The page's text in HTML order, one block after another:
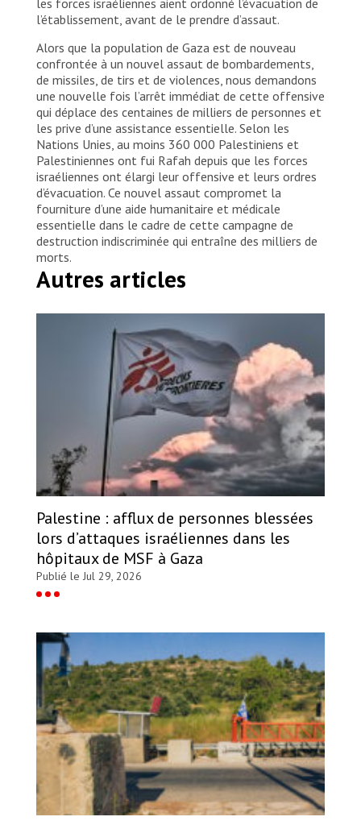
l’établissement, avant de le prendre d’assaut.
Alors que la population de Gaza est de nouveau
confrontée à un nouvel assaut de bombardements,
de missiles, de tirs et de violences, nous demandons
une nouvelle fois l’arrêt immédiat de cette offensive
qui déplace des centaines de milliers de personnes et
les prive d’une assistance essentielle. Selon les
Nations Unies, au moins 360 000 Palestiniens et
Palestiniennes ont fui Rafah depuis que les forces
israéliennes ont élargi leur offensive et leurs ordres
d’évacuation. Ce nouvel assaut compromet la
fourniture d’une aide humanitaire et médicale
essentielle dans le cadre de cette campagne de
destruction indiscriminée qui entraîne des milliers de
morts.
Autres articles
Palestine : afflux de personnes blessées
lors d’attaques israéliennes dans les
hôpitaux de MSF à Gaza
Publié le Jul 29, 2026